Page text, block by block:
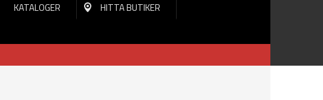
KATALOGER
HITTA BUTIKER